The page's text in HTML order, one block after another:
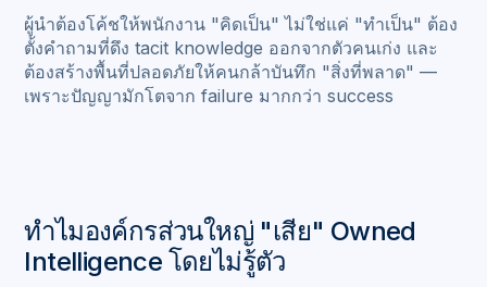
ผู้นำต้องโค้ชให้พนักงาน "คิดเป็น" ไม่ใช่แค่ "ทำเป็น" ต้อง
ตั้งคำถามที่ดึง tacit knowledge ออกจากตัวคนเก่ง และ
ต้องสร้างพื้นที่ปลอดภัยให้คนกล้าบันทึก "สิ่งที่พลาด" —
เพราะปัญญามักโตจาก failure มากกว่า success
ทำไมองค์กรส่วนใหญ่ "เสีย" Owned
Intelligence โดยไม่รู้ตัว